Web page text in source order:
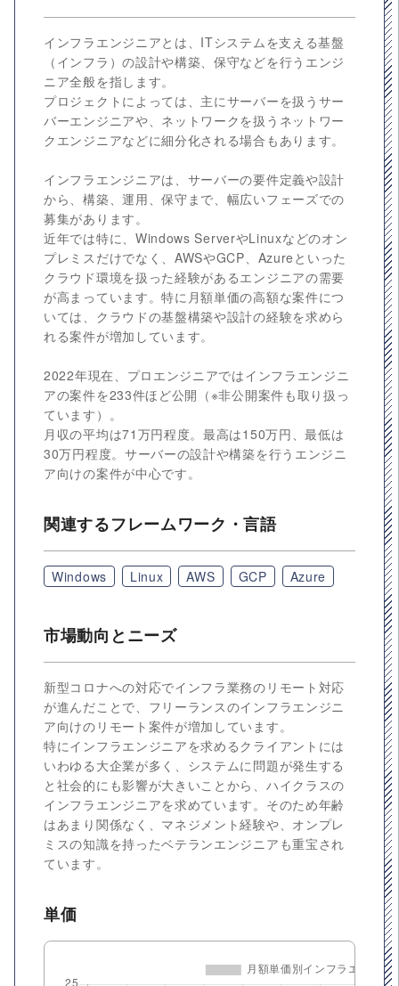
インフラエンジニアとは、ITシステムを支える基盤
（インフラ）の設計や構築、保守などを行うエンジ
ニア全般を指します。
プロジェクトによっては、主にサーバーを扱うサー
バーエンジニアや、ネットワークを扱うネットワー
クエンジニアなどに細分化される場合もあります。
インフラエンジニアは、サーバーの要件定義や設計
から、構築、運用、保守まで、幅広いフェーズでの
募集があります。
近年では特に、Windows ServerやLinuxなどのオン
プレミスだけでなく、AWSやGCP、Azureといった
クラウド環境を扱った経験があるエンジニアの需要
が高まっています。特に月額単価の高額な案件につ
いては、クラウドの基盤構築や設計の経験を求めら
れる案件が増加しています。
2022年現在、プロエンジニアではインフラエンジニ
アの案件を233件ほど公開（※非公開案件も取り扱っ
ています）。
月収の平均は71万円程度。最高は150万円、最低は
30万円程度。サーバーの設計や構築を行うエンジニ
ア向けの案件が中心です。
関連するフレームワーク・言語
Windows Linux AWS GCP Azure
市場動向とニーズ
新型コロナへの対応でインフラ業務のリモート対応
が進んだことで、フリーランスのインフラエンジニ
ア向けのリモート案件が増加しています。
特にインフラエンジニアを求めるクライアントには
いわゆる大企業が多く、システムに問題が発生する
と社会的にも影響が大きいことから、ハイクラスの
インフラエンジニアを求めています。そのため年齢
はあまり関係なく、マネジメント経験や、オンプレ
ミスの知識を持ったベテランエンジニアも重宝され
ています。
単価